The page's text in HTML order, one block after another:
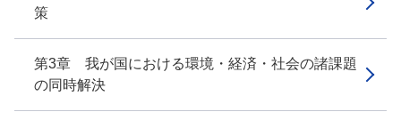
策
第3章 我が国における環境・経済・社会の諸課題
の同時解決